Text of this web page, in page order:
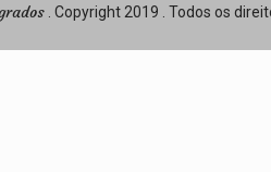
. Copyright 2019 . Todos os